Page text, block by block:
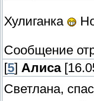
Хулиганка
Сообщение
[5] Алиса
Светлана,